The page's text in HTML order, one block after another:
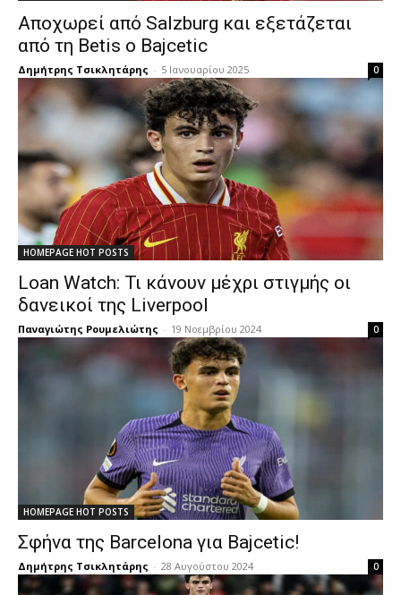
Αποχωρεί από Salzburg και εξετάζεται
από τη Betis ο Bajcetic
Δημήτρης Τσικλητάρης - 5 Ιανουαρίου 2025 0
HOMEPAGE HOT POSTS
Loan Watch: Τι κάνουν μέχρι στιγμής οι
δανεικοί της Liverpool
Παναγιώτης Ρουμελιώτης - 19 Νοεμβρίου 2024 0
HOMEPAGE HOT POSTS
Σφήνα της Barcelona για Bajcetic!
Δημήτρης Τσικλητάρης - 28 Αυγούστου 2024 0